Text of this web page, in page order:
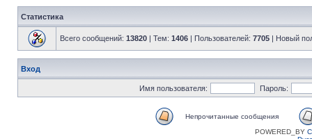
Статистика
Всего сообщений: 13820 | Тем: 1406 | Пользователей: 7705 | Новый
Вход
Имя пользователя: Пароль:
Непрочитанные сообщения
POWERED_BY